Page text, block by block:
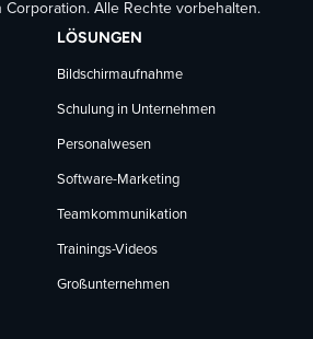
auf
Facebook
folgen
auf
LinkedIn
folgen
auf
YouTube
folgen
Alle Rechte vorbehalten.
LÖSUNGEN
Bildschirmaufnahme
Schulung in Unternehmen
Personalwesen
Software-Marketing
Teamkommunikation
Trainings-Videos
Großunternehmen